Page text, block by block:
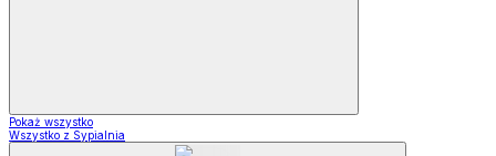
Pokaż wszystko
Wszystko z Sypialnia